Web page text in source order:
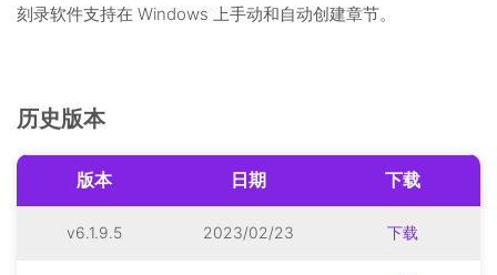
刻录软件支持在 Windows 上手动和自动创建章节。
历史版本
版本 日期 下载
v6.1.9.5 2023/02/23 下载